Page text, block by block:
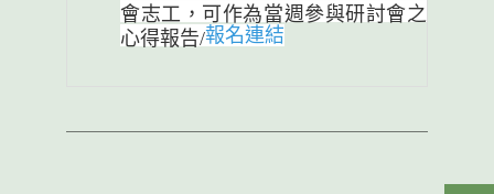
會志工，可作為當週參與研討會之
心得報告/報名連結